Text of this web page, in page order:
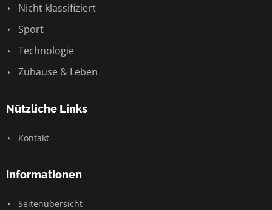
Nicht klassifiziert
Sport
Technologie
Zuhause & Leben
Nützliche Links
Kontakt
Informationen
Seitenübersicht